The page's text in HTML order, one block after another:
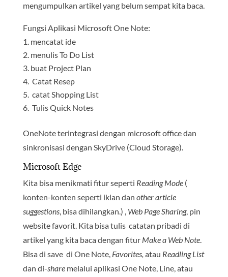
mengumpulkan artikel yang belum sempat kita baca.
Fungsi Aplikasi Microsoft One Note:
mencatat ide
menulis To Do List
buat Project Plan
Catat Resep
catat Shopping List
Tulis Quick Notes
OneNote terintegrasi dengan microsoft office dan
sinkronisasi dengan SkyDrive (Cloud Storage).
Microsoft Edge
Kita bisa menikmati fitur seperti Reading Mode(
konten-konten seperti iklan dan other article
suggestions, bisa dihilangkan.) , Web Page Sharing, pin
website favorit. Kita bisa tulis catatan pribadi di
artikel yang kita baca dengan fitur Make a Web Note.
Bisa di save di One Note, Favorites, atau Readling List
dan di-sharemelalui aplikasi One Note, Line, atau